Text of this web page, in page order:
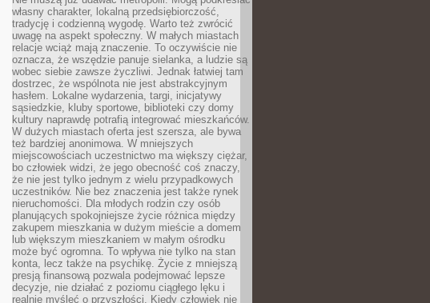
własny charakter, lokalną przedsiębiorczość,
tradycję i codzienną wygodę. Warto też zwrócić
uwagę na aspekt społeczny. W małych miastach
relacje wciąż mają znaczenie. To oczywiście nie
oznacza, że wszędzie panuje sielanka, a ludzie są
wobec siebie zawsze życzliwi. Jednak łatwiej tam
dostrzec, że wspólnota nie jest abstrakcyjnym
hasłem. Lokalne wydarzenia, targi, inicjatywy
sąsiedzkie, kluby sportowe, biblioteki czy domy
kultury naprawdę potrafią integrować mieszkańców.
W dużych miastach oferta jest szersza, ale bywa
też bardziej anonimowa. W mniejszych
miejscowościach uczestnictwo ma większy ciężar,
bo człowiek widzi, że jego obecność coś znaczy,
że nie jest tylko jednym z wielu przypadkowych
uczestników. Nie bez znaczenia jest także rynek
nieruchomości. Dla młodych rodzin czy osób
planujących spokojniejsze życie różnica między
zakupem mieszkania w dużym mieście a domem
lub większym mieszkaniem w małym ośrodku
może być ogromna. To wpływa nie tylko na stan
konta, lecz także na psychikę. Życie z mniejszą
presją finansową pozwala podejmować lepsze
decyzje, nie działać z poziomu ciągłego lęku i
realnie myśleć o przyszłości. Kiedy człowiek nie